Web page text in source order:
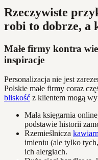
Rzeczywiste
robi to dobrze, a
Małe firmy kontra
inspiracje
Personalizacja nie jest
Polskie małe firmy coraz
bliskość z klientem mogą
Mała księgarnia
podstawie historii
Rzemieślnicza
imieniu (ale tylko
ich alergiach.